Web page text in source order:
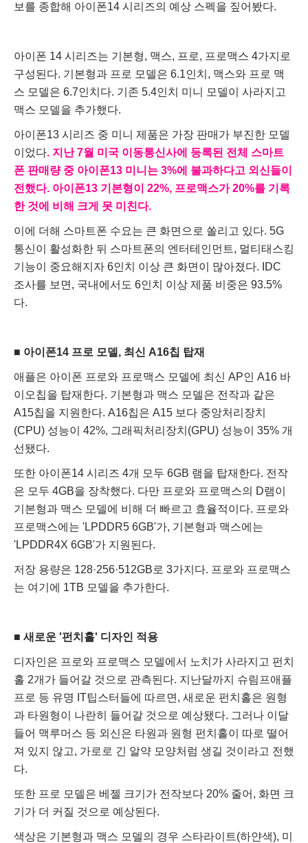
보를 종합해 아이폰14 시리즈의 예상 스펙을 짚어봤다.
아이폰 14 시리즈는 기본형, 맥스, 프로, 프로맥스 4가지로
구성된다. 기본형과 프로 모델은 6.1인치, 맥스와 프로 맥
스 모델은 6.7인치다. 기존 5.4인치 미니 모델이 사라지고
맥스 모델을 추가했다.
아이폰13 시리즈 중 미니 제품은 가장 판매가 부진한 모델
이었다. 지난 7월 미국 이동통신사에 등록된 전체 스마트
폰 판매량 중 아이폰13 미니는 3%에 불과하다고 외신들이
전했다. 아이폰13 기본형이 22%, 프로맥스가 20%를 기록
한 것에 비해 크게 못 미친다.
이에 더해 스마트폰 수요는 큰 화면으로 쏠리고 있다. 5G
통신이 활성화한 뒤 스마트폰의 엔터테인먼트, 멀티태스킹
기능이 중요해지자 6인치 이상 큰 화면이 많아졌다. IDC
조사를 보면, 국내에서도 6인치 이상 제품 비중은 93.5%
다.
■ 아이폰14 프로 모델, 최신 A16칩 탑재
애플은 아이폰 프로와 프로맥스 모델에 최신 AP인 A16 바
이오칩을 탑재한다. 기본형과 맥스 모델은 전작과 같은
A15칩을 지원한다. A16칩은 A15 보다 중앙처리장치
(CPU) 성능이 42%, 그래픽처리장치(GPU) 성능이 35% 개
선됐다.
또한 아이폰14 시리즈 4개 모두 6GB 램을 탑재한다. 전작
은 모두 4GB을 장착했다. 다만 프로와 프로맥스의 D램이
기본형과 맥스 모델에 비해 더 빠르고 효율적이다. 프로와
프로맥스에는 'LPDDR5 6GB'가, 기본형과 맥스에는
'LPDDR4X 6GB'가 지원된다.
저장 용량은 128·256·512GB로 3가지다. 프로와 프로맥스
는 여기에 1TB 모델을 추가한다.
■ 새로운 '펀치홀' 디자인 적용
디자인은 프로와 프로맥스 모델에서 노치가 사라지고 펀치
홀 2개가 들어갈 것으로 관측된다. 지난달까지 슈림프애플
프로 등 유명 IT팁스터들에 따르면, 새로운 펀치홀은 원형
과 타원형이 나란히 들어갈 것으로 예상됐다. 그러나 이달
들어 맥루머스 등 외신은 타원과 원형 펀치홀이 따로 떨어
져 있지 않고, 가로로 긴 알약 모양처럼 생길 것이라고 전했
다.
또한 프로 모델은 베젤 크기가 전작보다 20% 줄어, 화면 크
기가 더 커질 것으로 예상된다.
색상은 기본형과 맥스 모델의 경우 스타라이트(하얀색), 미